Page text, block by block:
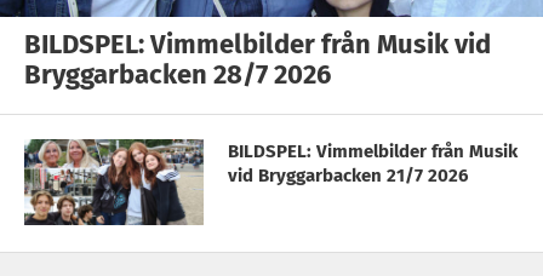
BILDSPEL: Vimmelbilder från Musik vid
Bryggarbacken 28/7 2026
BILDSPEL: Vimmelbilder från Musik
vid Bryggarbacken 21/7 2026